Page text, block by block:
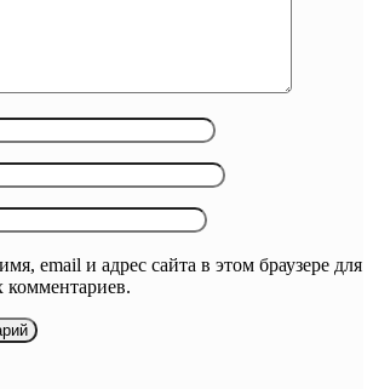
email и адрес сайта в этом браузере для